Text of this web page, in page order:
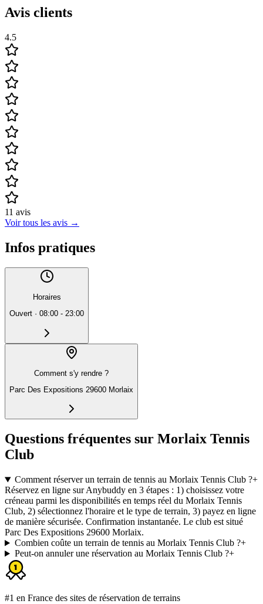
Avis clients
4.5
11 avis
Voir tous les avis →
Infos pratiques
Horaires
Ouvert · 08:00 - 23:00
Comment s'y rendre ?
Parc Des Expositions 29600 Morlaix
Questions fréquentes sur Morlaix Tennis
Club
Comment réserver un terrain de tennis au Morlaix Tennis Club ?+
Réservez en ligne sur Anybuddy en 3 étapes : 1) choisissez votre
créneau parmi les disponibilités en temps réel du Morlaix Tennis
Club, 2) sélectionnez l'horaire et le type de terrain, 3) payez en ligne
de manière sécurisée. Confirmation instantanée. Le club est situé
Parc Des Expositions 29600 Morlaix.
Combien coûte un terrain de tennis au Morlaix Tennis Club ?+
Peut-on annuler une réservation au Morlaix Tennis Club ?+
#1 en France des sites de réservation de terrains